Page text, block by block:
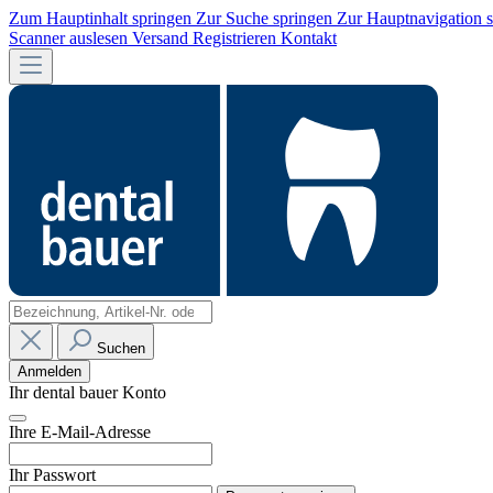
Zum Hauptinhalt springen Zur Suche springen Zur Hauptnavigation
Scanner auslesen Versand Registrieren Kontakt
Suchen
Anmelden
Ihr dental bauer Konto
Ihre E-Mail-Adresse
Ihr Passwort